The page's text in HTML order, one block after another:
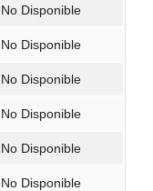
No Disponible
No Disponible
No Disponible
No Disponible
No Disponible
No Disponible